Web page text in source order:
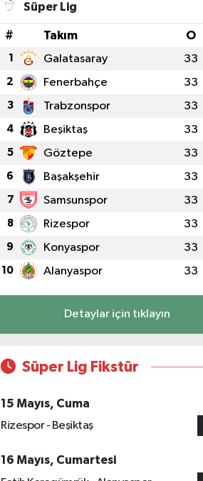
Süper Lig
# Takım O
1 Galatasaray 33
2 Fenerbahçe 33
3 Trabzonspor 33
4 Beşiktaş 33
5 Göztepe 33
6 Başakşehir 33
7 Samsunspor 33
8 Rizespor 33
9 Konyaspor 33
10 Alanyaspor 33
Detaylar için tıklayın
Süper Lig Fikstür
15 Mayıs, Cuma
Rizespor - Beşiktaş
16 Mayıs, Cumartesi